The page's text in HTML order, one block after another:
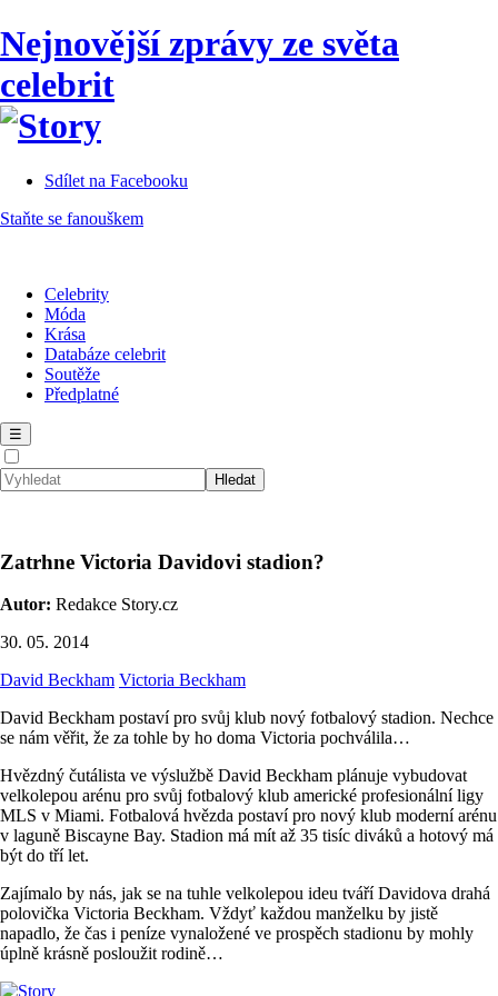
Nejnovější zprávy ze světa
celebrit
Sdílet na Facebooku
Staňte se fanouškem
Celebrity
Móda
Krása
Databáze celebrit
Soutěže
Předplatné
☰
Zatrhne Victoria Davidovi stadion?
Autor: Redakce Story.cz
30. 05. 2014
David Beckham Victoria Beckham
David Beckham postaví pro svůj klub nový fotbalový stadion. Nechce
se nám věřit, že za tohle by ho doma Victoria pochválila…
Hvězdný čutálista ve výslužbě David Beckham plánuje vybudovat
velkolepou arénu pro svůj fotbalový klub americké profesionální ligy
MLS v Miami. Fotbalová hvězda postaví pro nový klub moderní arénu
v laguně Biscayne Bay. Stadion má mít až 35 tisíc diváků a hotový má
být do tří let.
Zajímalo by nás, jak se na tuhle velkolepou ideu tváří Davidova drahá
polovička Victoria Beckham. Vždyť každou manželku by jistě
napadlo, že čas i peníze vynaložené ve prospěch stadionu by mohly
úplně krásně posloužit rodině…